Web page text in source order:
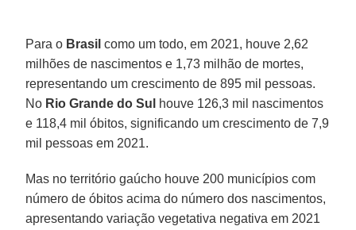
Para o Brasil como um todo, em 2021, houve 2,62
milhões de nascimentos e 1,73 milhão de mortes,
representando um crescimento de 895 mil pessoas.
No Rio Grande do Sul
houve 126,3 mil nascimentos
e 118,4 mil óbitos, significando um crescimento de 7,9
mil pessoas em 2021.
Mas no território gaúcho houve 200 municípios com
número de óbitos acima do número dos nascimentos,
apresentando variação vegetativa negativa em 2021